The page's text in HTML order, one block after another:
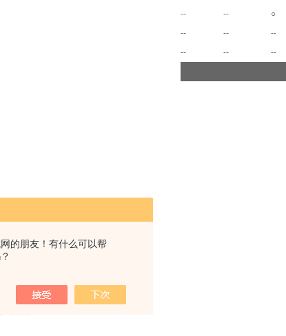
的朋友！有什么可以帮
及限位
--
--
--
--
--
--
○
--
--